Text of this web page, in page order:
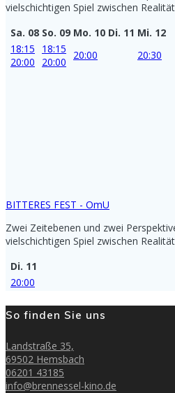
vielschichtigen Spiel zwischen
Sa. 08 So. 09 Mo. 10 Di. 11 Mi. 12
18:15
20:00
18:15
20:00
20:00 20:30
BITTERES FEST - OmU
Zwei Zeitebenen und zwei
vielschichtigen Spiel zwischen
Di. 11
20:00
So finden Sie uns
Landstraße 35,
69502 Hemsbach
06201 43185
info@brennessel-kino.de